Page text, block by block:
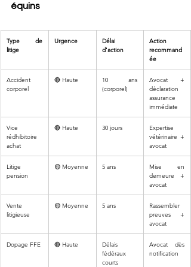
équins
Type de
litige
Urgence
Délai
d'action
Action
recommand
ée
Accident
corporel
🔴 Haute
10 ans
(corporel)
Avocat +
déclaration
assurance
immédiate
Vice
rédhibitoire
achat
🔴 Haute 30 jours
Expertise
vétérinaire +
avocat
Litige
pension
🟡 Moyenne 5 ans
Mise en
demeure +
avocat
Vente
litigieuse
🟡 Moyenne 5 ans
Rassembler
preuves +
avocat
Dopage FFE 🔴 Haute
Délais
fédéraux
courts
Avocat dès
notification